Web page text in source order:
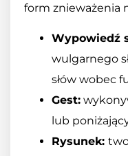
form znieważenia
Wypowiedź
wulgarnego
słów wobec
Gest:
lub
Rysunek: